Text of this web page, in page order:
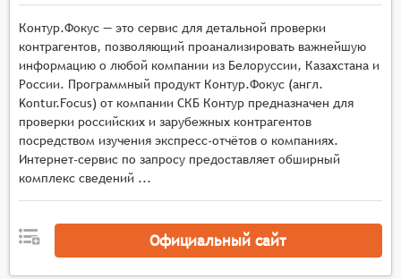
пользователям получать актуальную
информацию о контрагентах.
Уведомления и оповещения: системы могут
отправлять уведомления и оповещения о
важных событиях и изменениях в деятельности
контрагентов, таких как изменение реквизитов,
судебные процессы, финансовые показатели и
т.д. Это помогает пользователям быть в курсе
событий и принимать соответствующие меры.
Анализ тенденций: системы могут
анализировать тенденции в деятельности
контрагентов, такие как изменение
Контур.Фокус — это сервис для детальной проверки
контрагентов, позволяющий проанализировать важнейшую
информацию о любой компании из Белоруссии, Казахстана и
России. Программный продукт Контур.Фокус (англ.
Kontur.Focus) от компании СКБ Контур предназначен для
проверки российских и зарубежных контрагентов
посредством изучения экспресс-отчётов о компаниях.
Интернет-сервис по запросу предоставляет обширный
комплекс сведений ...
Официальный сайт